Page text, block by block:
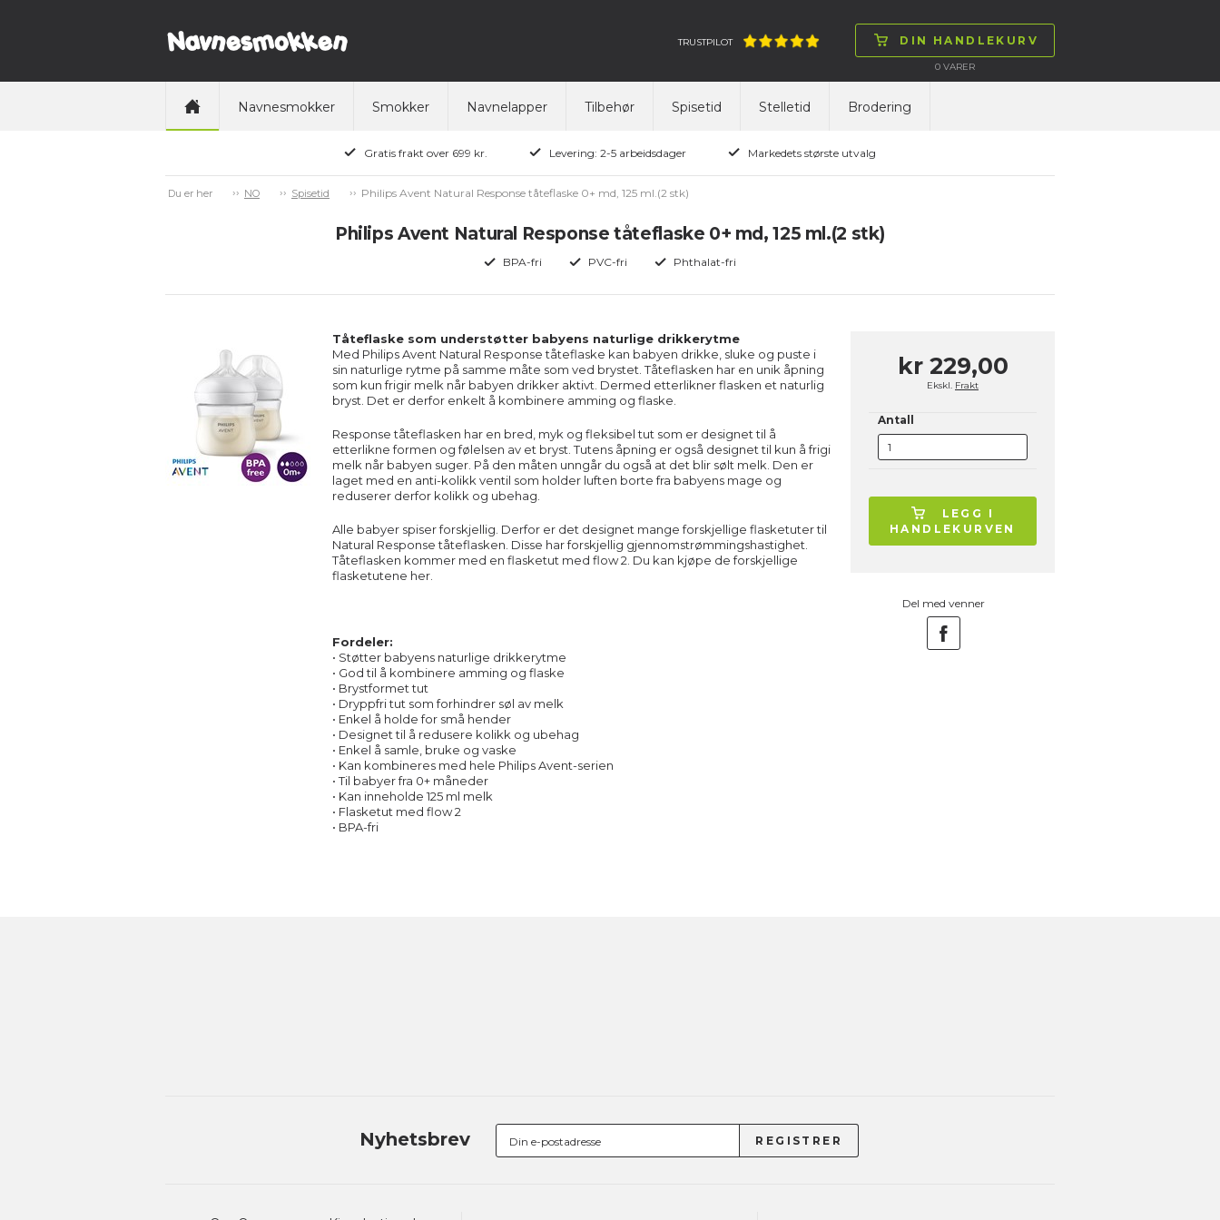
DIN HANDLEKURV
0VARER
TRUSTPILOT
Navnesmokker Smokker Navnelapper Tilbehør Spisetid Stelletid Brodering
Gratis frakt over 699 kr. Levering: 2-5 arbeidsdager Markedets største utvalg
Du er her NO Spisetid Philips Avent Natural Response tåteflaske 0+ md, 125 ml.(2 stk)
Philips Avent Natural Response tåteflaske 0+ md, 125 ml.(2 stk)
BPA-fri PVC-fri Phthalat-fri
Tåteflaske som understøtter babyens naturlige drikkerytme
Med Philips Avent Natural Response tåteflaske kan babyen drikke, sluke og puste i
sin naturlige rytme på samme måte som ved brystet. Tåteflasken har en unik åpning
som kun frigir melk når babyen drikker aktivt. Dermed etterlikner flasken et naturlig
bryst. Det er derfor enkelt å kombinere amming og flaske.
Response tåteflasken har en bred, myk og fleksibel tut som er designet til å
etterlikne formen og følelsen av et bryst. Tutens åpning er også designet til kun å frigi
melk når babyen suger. På den måten unngår du også at det blir sølt melk. Den er
laget med en anti-kolikk ventil som holder luften borte fra babyens mage og
reduserer derfor kolikk og ubehag.
Alle babyer spiser forskjellig. Derfor er det designet mange forskjellige flasketuter til
Natural Response tåteflasken. Disse har forskjellig gjennomstrømmingshastighet.
Tåteflasken kommer med en flasketut med flow 2. Du kan kjøpe de forskjellige
flasketutene her.
Fordeler:
• Støtter babyens naturlige drikkerytme
• God til å kombinere amming og flaske
• Brystformet tut
• Dryppfri tut som forhindrer søl av melk
• Enkel å holde for små hender
• Designet til å redusere kolikk og ubehag
• Enkel å samle, bruke og vaske
• Kan kombineres med hele Philips Avent-serien
• Til babyer fra 0+ måneder
• Kan inneholde 125 ml melk
• Flasketut med flow 2
• BPA-fri
kr 229,00
Ekskl. Frakt
Antall
LEGG I
HANDLEKURVEN
Del med venner
Nyhetsbrev